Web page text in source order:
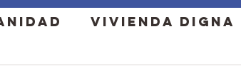
Vivienda Digna